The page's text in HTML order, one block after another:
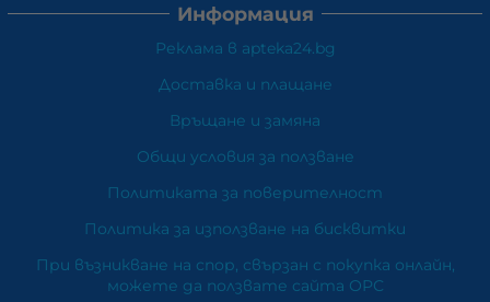
Информация
Реклама в apteka24.bg
Доставка и плащане
Връщане и замяна
Общи условия за ползване
Политиката за поверителност
Политика за използване на бисквитки
При възникване на спор, свързан с покупка онлайн,
можете да ползвате сайта ОРС